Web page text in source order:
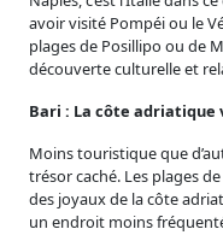
avoir visité Pompéi ou le
plages de Posillipo ou de
découverte culturelle et
Bari : La côte adriatique
Moins touristique que
trésor caché. Les plages
des joyaux de la côte
un endroit moins